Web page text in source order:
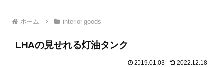
ホーム interior goods
LHAの見せれる灯油タンク
2019.01.03 2022.12.18